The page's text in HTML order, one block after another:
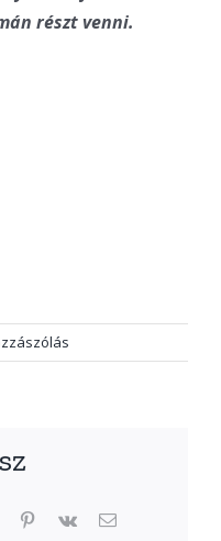
részt venni.
tumblr pinterest
vk Email: